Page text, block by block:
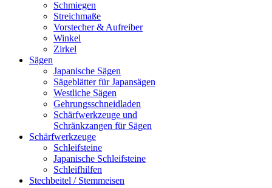
Schmiegen
Streichmaße
Vorstecher & Aufreiber
Winkel
Zirkel
Sägen
Japanische Sägen
Sägeblätter für Japansägen
Westliche Sägen
Gehrungsschneidladen
Schärfwerkzeuge und
Schränkzangen für Sägen
Schärfwerkzeuge
Schleifsteine
Japanische Schleifsteine
Schleifhilfen
Stechbeitel / Stemmeisen